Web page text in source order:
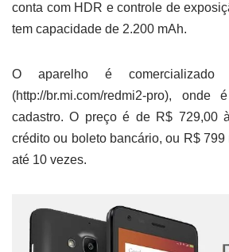
conta com HDR e controle de
tem capacidade de 2.200 mAh.
O aparelho é
(http://br.mi.com/redmi2-pro),
cadastro. O preço é de R$ 729,00
crédito ou boleto bancário, ou R$
até 10 vezes.